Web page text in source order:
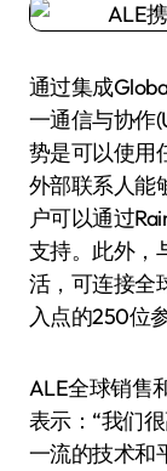
通过集成
一通信与协作
势是可以使用
外部联系人能
户可以通过
支持。此外，
活，可连接全
入点的250位
ALE全球销售
表示：“我们
一流的技术和